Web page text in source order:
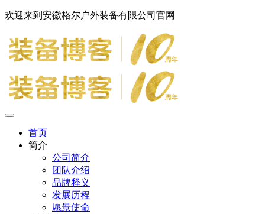
欢迎来到安徽格尔户外装备有限公司官网
首页
简介
公司简介
团队介绍
品牌释义
发展历程
愿景使命